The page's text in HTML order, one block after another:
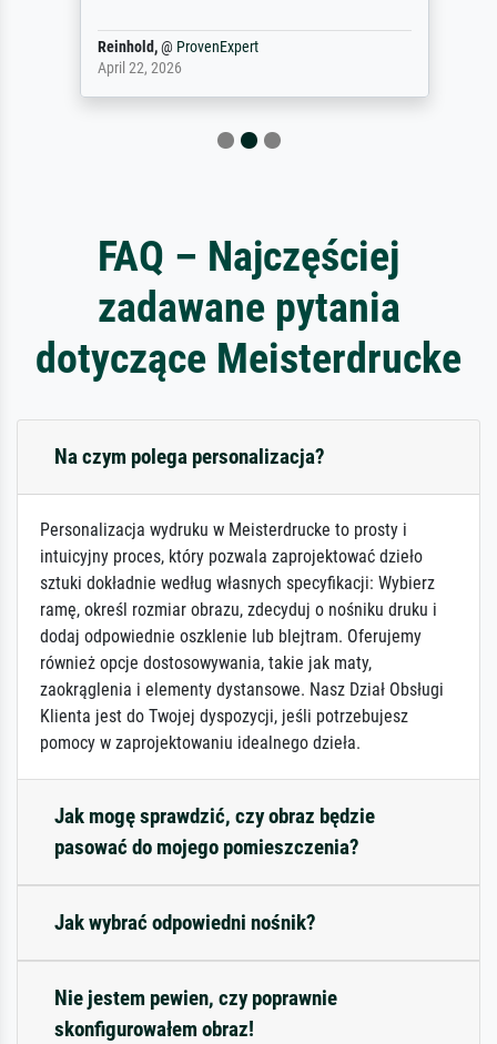
Reinhold,@ProvenExpert
April 22, 2026
FAQ – Najczęściej
zadawane pytania
dotyczące Meisterdrucke
Na czym polega personalizacja?
Personalizacja wydruku w Meisterdrucke to prosty i
intuicyjny proces, który pozwala zaprojektować dzieło
sztuki dokładnie według własnych specyfikacji: Wybierz
ramę, określ rozmiar obrazu, zdecyduj o nośniku druku i
dodaj odpowiednie oszklenie lub blejtram. Oferujemy
również opcje dostosowywania, takie jak maty,
zaokrąglenia i elementy dystansowe. Nasz Dział Obsługi
Klienta jest do Twojej dyspozycji, jeśli potrzebujesz
pomocy w zaprojektowaniu idealnego dzieła.
Jak mogę sprawdzić, czy obraz będzie
pasować do mojego pomieszczenia?
Jak wybrać odpowiedni nośnik?
Nie jestem pewien, czy poprawnie
skonfigurowałem obraz!